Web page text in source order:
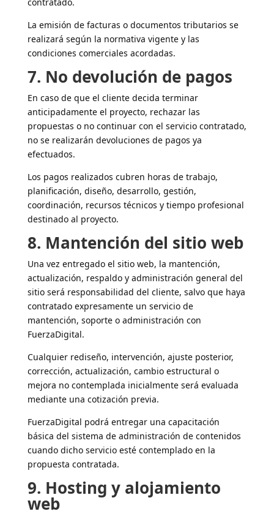
La emisión de facturas o documentos tributarios se
realizará según la normativa vigente y las
condiciones comerciales acordadas.
7. No devolución de pagos
En caso de que el cliente decida terminar
anticipadamente el proyecto, rechazar las
propuestas o no continuar con el servicio contratado,
no se realizarán devoluciones de pagos ya
efectuados.
Los pagos realizados cubren horas de trabajo,
planificación, diseño, desarrollo, gestión,
coordinación, recursos técnicos y tiempo profesional
destinado al proyecto.
8. Mantención del sitio web
Una vez entregado el sitio web, la mantención,
actualización, respaldo y administración general del
sitio será responsabilidad del cliente, salvo que haya
contratado expresamente un servicio de
mantención, soporte o administración con
FuerzaDigital.
Cualquier rediseño, intervención, ajuste posterior,
corrección, actualización, cambio estructural o
mejora no contemplada inicialmente será evaluada
mediante una cotización previa.
FuerzaDigital podrá entregar una capacitación
básica del sistema de administración de contenidos
cuando dicho servicio esté contemplado en la
propuesta contratada.
9. Hosting y alojamiento
web